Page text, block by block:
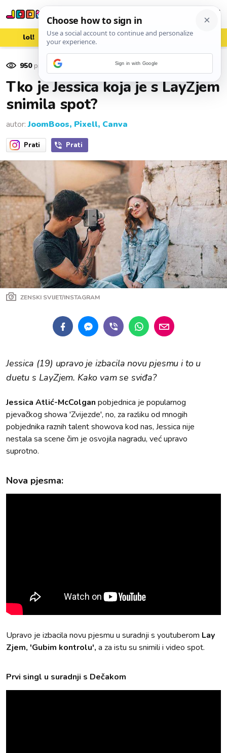
lol! aww vrh! woot?!
950pregleda
Tko je Jessica koja je s LayZjem
snimila spot?
autor:JoomBoos, Pixell, Canva
Prati Prati
ZENSKI SVIJET/INSTAGRAM
Jessica (19) upravo je izbacila novu pjesmu i to u
duetu s LayZjem. Kako vam se sviđa?
Jessica Atlić-McColgan pobjednica je popularnog
pjevačkog showa 'Zvijezde', no, za razliku od mnogih
pobjednika raznih talent showova kod nas, Jessica nije
nestala sa scene čim je osvojila nagradu, već upravo
suprotno.
Nova pjesma:
Upravo je izbacila novu pjesmu u suradnji s youtuberom Lay
Zjem, 'Gubim kontrolu', a za istu su snimili i video spot.
Prvi singl u suradnji s Dečakom
Sign in with Google